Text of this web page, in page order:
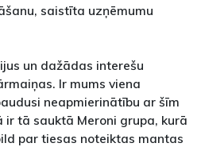
saistīta uzņēmumu
un dažādas interešu
Ir mums viena
neapmierinātību ar šīm
tā sauktā Meroni grupa, kurā
par tiesas noteiktas mantas